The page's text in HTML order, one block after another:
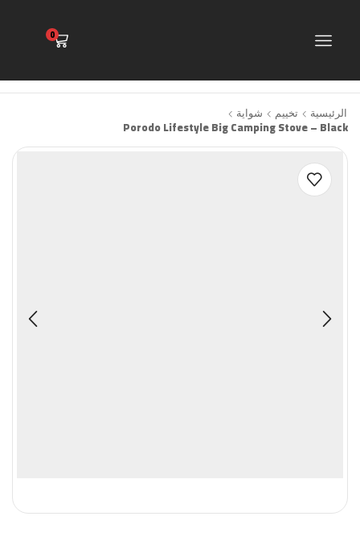
0
الرئيسية تخييم شواية
Porodo Lifestyle Big Camping Stove – Black